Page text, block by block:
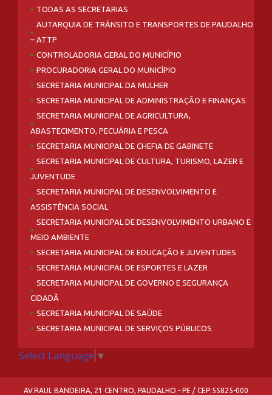
TODAS AS SECRETARIAS
AUTARQUIA DE TRÂNSITO E TRANSPORTES DE PAUDALHO
– ATTP
CONTROLADORIA GERAL DO MUNICÍPIO
PROCURADORIA GERAL DO MUNICÍPIO
SECRETARIA MUNICIPAL DA MULHER
SECRETARIA MUNICIPAL DE ADMINISTRAÇÃO E FINANÇAS
SECRETARIA MUNICIPAL DE AGRICULTURA,
ABASTECIMENTO, PECUÁRIA E PESCA
SECRETARIA MUNICIPAL DE CHEFIA DE GABINETE
SECRETARIA MUNICIPAL DE CULTURA, TURISMO, LAZER E
JUVENTUDE
SECRETARIA MUNICIPAL DE DESENVOLVIMENTO E
ASSISTÊNCIA SOCIAL
SECRETARIA MUNICIPAL DE DESENVOLVIMENTO URBANO E
MEIO AMBIENTE
SECRETARIA MUNICIPAL DE EDUCAÇÃO E JUVENTUDES
SECRETARIA MUNICIPAL DE ESPORTES E LAZER
SECRETARIA MUNICIPAL DE GOVERNO E SEGURANÇA
CIDADÃ
SECRETARIA MUNICIPAL DE SAÚDE
SECRETARIA MUNICIPAL DE SERVIÇOS PÚBLICOS
Select Language ▼
AV.RAUL BANDEIRA, 21 CENTRO, PAUDALHO - PE / CEP:55825-000